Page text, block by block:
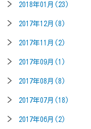
2018年01月(23)
2017年12月(8)
2017年11月(2)
2017年09月(1)
2017年08月(8)
2017年07月(18)
2017年06月(2)